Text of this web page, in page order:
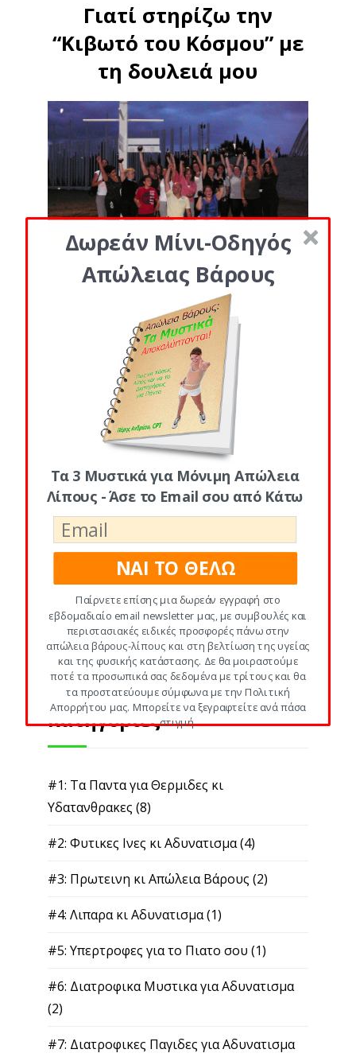
Γιατί στηρίζω την
“Κιβωτό του Κόσμου” με
τη δουλειά μου
Posted By
2013 – Καθημερινά ευχαριστώ τον Θεό
που κάνω μια δουλειά μέσω της οποίας
βοηθάω τον κόσμο να γίνει
Διάβασε Περισσότερα
Κατηγορίες
#1: Τα Παντα για Θερμιδες κι
Υδατανθρακες (8)
#2: Φυτικες Ινες κι Αδυνατισμα(4)
#3: Πρωτεινη κι Απώλεια Βάρους (2)
#4: Λιπαρα κι Αδυνατισμα(1)
#5: Υπερτροφες για το Πιατο σου (1)
#6: Διατροφικα Μυστικα για Αδυνατισμα
(2)
#7: Διατροφικες Παγιδες για Αδυνατισμα
Δωρεάν Μίνι-Οδηγός
Απώλειας Βάρους
Τα 3 Μυστικά για Μόνιμη Απώλεια
Λίπους - Άσε το Email σου από Κάτω
ΝΑΙ ΤΟ ΘΕΛΩ
Παίρνετε επίσης μια δωρεάν εγγραφή στο
εβδομαδιαίο email newsletter μας, με συμβουλές και
περιστασιακές ειδικές προσφορές πάνω στην
απώλεια βάρους-λίπους και στη βελτίωση της υγείας
και της φυσικής κατάστασης. Δε θα μοιραστούμε
ποτέ τα προσωπικά σας δεδομένα με τρίτους και θα
τα προστατεύουμε σύμφωνα με την Πολιτική
Απορρήτου μας. Μπορείτε να ξεγραφτείτε ανά πάσα
στιγμή.